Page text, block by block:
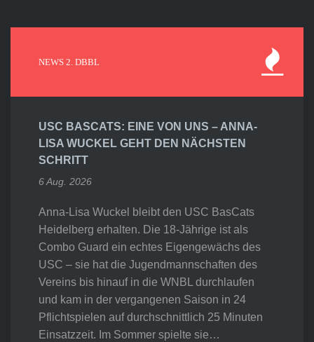
NEWS 2. DBBL
USC BASCATS: EINE VON UNS – ANNA-
LISA WUCKEL GEHT DEN NÄCHSTEN
SCHRITT
6 Aug. 2026
Anna-Lisa Wuckel bleibt den USC BasCats
Heidelberg erhalten. Die 18-Jährige ist als
Combo Guard ein echtes Eigengewächs des
USC – sie hat die Jugendmannschaften des
Vereins bis hinauf in die WNBL durchlaufen
und kam in der vergangenen Saison in 24
Pflichtspielen auf durchschnittlich 25 Minuten
Einsatzzeit. Im Sommer spielte sie…